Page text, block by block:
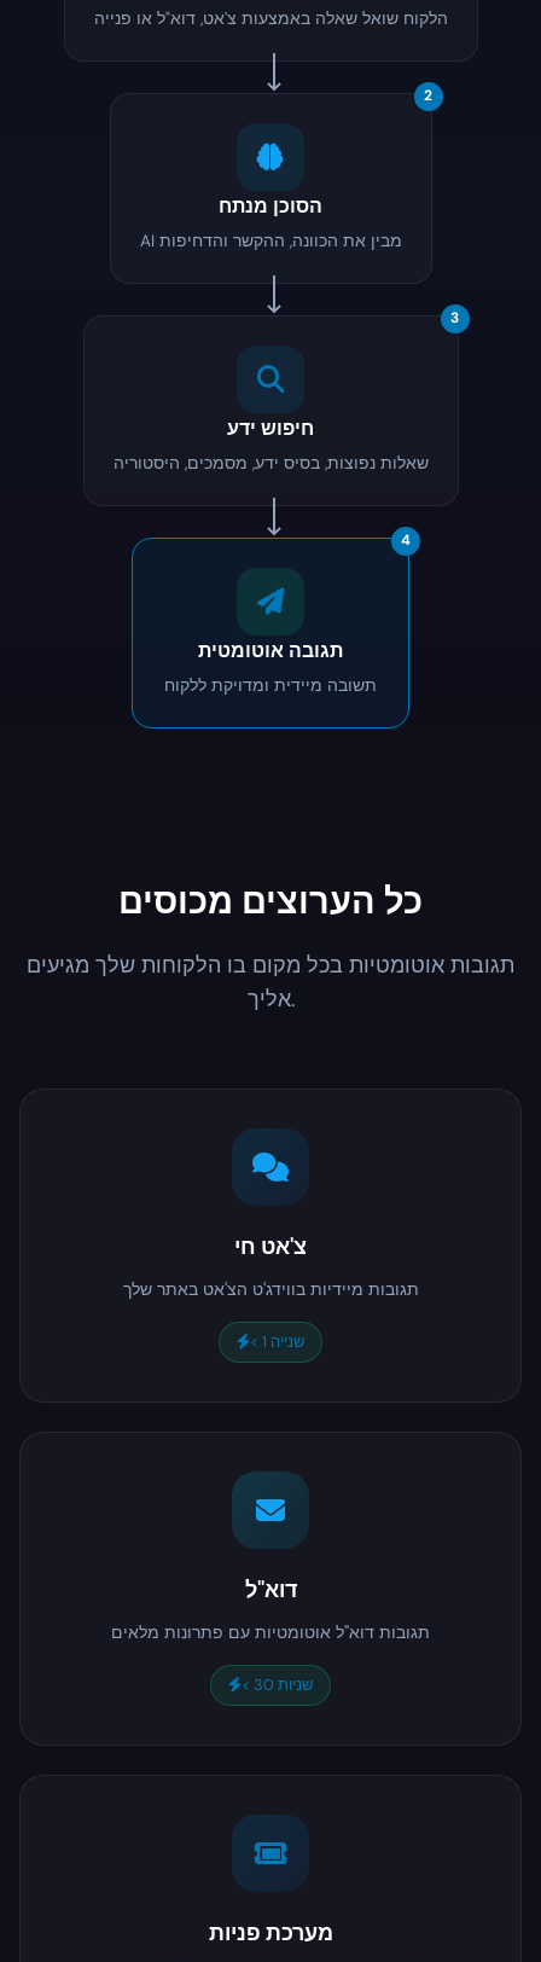
הלקוח שואל שאלה באמצעות צ'אט, דוא"ל או פנייה
הסוכן מנתח
AI מבין את הכוונה, ההקשר והדחיפות
2
חיפוש ידע
שאלות נפוצות, בסיס ידע, מסמכים, היסטוריה
3
תגובה אוטומטית
תשובה מיידית ומדויקת ללקוח
4
כל הערוצים מכוסים
תגובות אוטומטיות בכל מקום בו הלקוחות שלך מגיעים
אליך.
צ'אט חי
תגובות מיידיות בווידג'ט הצ'אט באתר שלך
< 1 שנייה
דוא"ל
תגובות דוא"ל אוטומטיות עם פתרונות מלאים
< 30 שניות
מערכת פניות